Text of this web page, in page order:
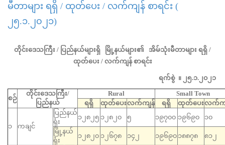
မီတာများ ရရှိ / ထုတ်ပေး / လက်ကျန် စာရင်း (
၂၅.၁.၂၀၂၁)
တိုင်းဒေသကြီး / ပြည်နယ်များရှိ မြို့နယ်များ၏ အိမ်သုံးမီတာများ ရရှိ /
ထုတ်ပေး / လက်ကျန် စာရင်း
ရက်စွဲ ။ ၂၅.၁.၂၀၂၁
စဉ်
တိုင်းဒေသကြီး/
ပြည်နယ်
Rural
Small Town
ရရှိ
ထုတ်ပေးလက်ကျန် ရရှိ ထုတ်ပေးလက်က
၁ ကချင်
ပြည်နယ်
ရုံး
၁၂၈၂၅ ၁၂၈၂၀ ၅ ၁၉၇၀၀ ၁၉၆၉၀
၁၀
မြို့နယ်
ရုံး
၁၂၈၂၀ ၁၂၆၇၈ ၁၄၂ ၁၉၆၉၀ ၁၈၈၇၈ ၈၁၂